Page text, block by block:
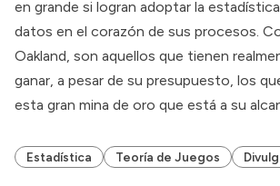
en grande si logran adoptar la
datos en el corazón de sus procesos.
Oakland, son aquellos que tienen
ganar, a pesar de su presupuesto, los
esta gran mina de oro que está a su
Estadística Teoría de Juegos